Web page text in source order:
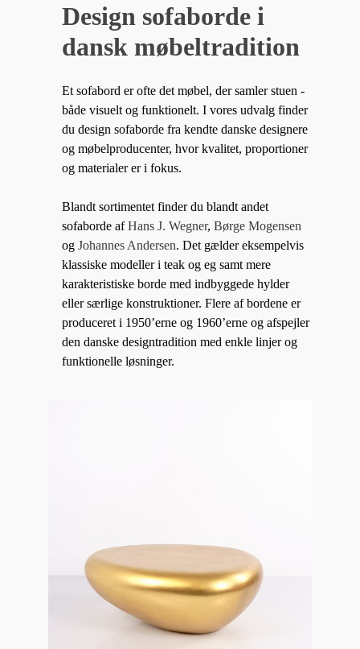
Design sofaborde i
dansk møbeltradition
Et sofabord er ofte det møbel, der samler stuen -
både visuelt og funktionelt. I vores udvalg finder
du design sofaborde fra kendte danske designere
og møbelproducenter, hvor kvalitet, proportioner
og materialer er i fokus.
Blandt sortimentet finder du blandt andet
sofaborde afHans J. Wegner,Børge Mogensen
ogJohannes Andersen. Det gælder eksempelvis
klassiske modeller i teak og eg samt mere
karakteristiske borde med indbyggede hylder
eller særlige konstruktioner. Flere af bordene er
produceret i 1950’erne og 1960’erne og afspejler
den danske designtradition med enkle linjer og
funktionelle løsninger.